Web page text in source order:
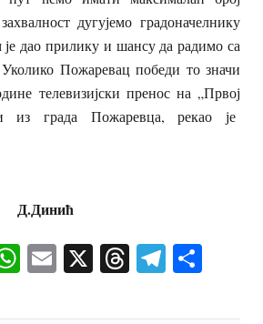
дугујемо градоначелнику
дао прилику и шансу да радимо са
Пожаревац победи то значи
телевизијски пренос на „Првој
из града Пожаревца, рекао је
WhatsApp
Email
X Threads